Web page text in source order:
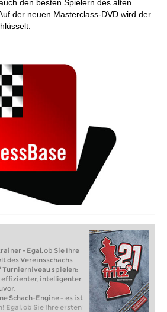
den besten Spielern des alten
der neuen Masterclass-DVD wird der
- Egal, ob Sie Ihre
des Vereinsschachs
Turnierniveau spielen:
effizienter, intelligenter
Schach-Engine – es ist
Egal, ob Sie Ihre ersten